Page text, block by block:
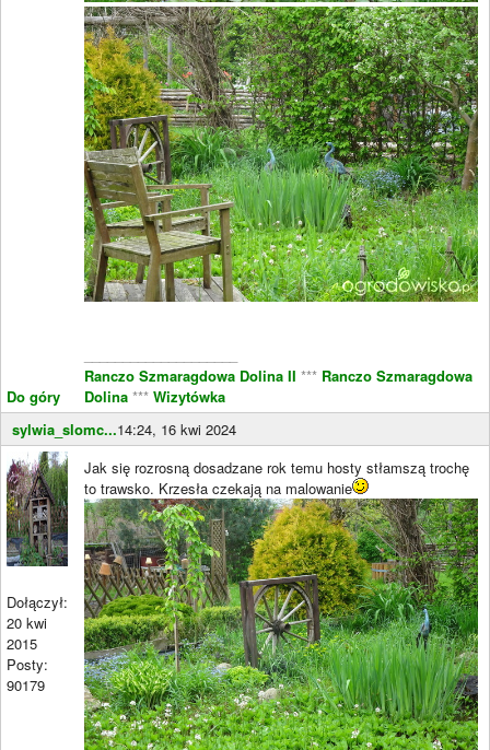
Do góry
Ranczo Szmaragdowa Dolina II *** Ranczo Szmaragdowa
Dolina *** Wizytówka
sylwia_slomc...14:24, 16 kwi 2024
Dołączył:
20 kwi
2015
Posty:
90179
Jak się rozrosną dosadzane rok temu hosty stłamszą trochę
to trawsko. Krzesła czekają na malowanie